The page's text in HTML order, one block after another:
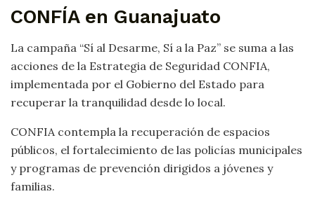
CONFÍA en Guanajuato
La campaña “Sí al Desarme, Sí a la Paz” se suma a las
acciones de la Estrategia de Seguridad CONFIA,
implementada por el Gobierno del Estado para
recuperar la tranquilidad desde lo local.
CONFIA contempla la recuperación de espacios
públicos, el fortalecimiento de las policías municipales
y programas de prevención dirigidos a jóvenes y
familias.